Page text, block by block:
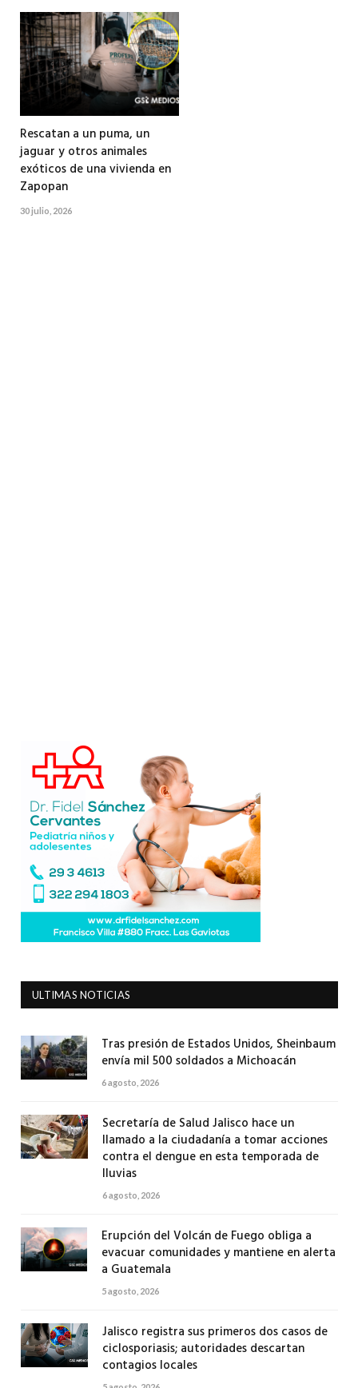
Rescatan a un puma, un
jaguar y otros animales
exóticos de una vivienda en
Zapopan
30 julio, 2026
ULTIMAS NOTICIAS
Tras presión de Estados Unidos, Sheinbaum
envía mil 500 soldados a Michoacán
6 agosto, 2026
Secretaría de Salud Jalisco hace un
llamado a la ciudadanía a tomar acciones
contra el dengue en esta temporada de
lluvias
6 agosto, 2026
Erupción del Volcán de Fuego obliga a
evacuar comunidades y mantiene en alerta
a Guatemala
5 agosto, 2026
Jalisco registra sus primeros dos casos de
ciclosporiasis; autoridades descartan
contagios locales